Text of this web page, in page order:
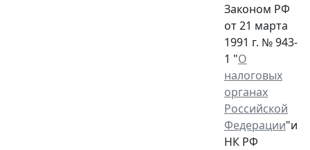
Законом РФ
от 21 марта
1991 г. № 943-
1 "О
налоговых
органах
Российской
Федерации"и
НК РФ